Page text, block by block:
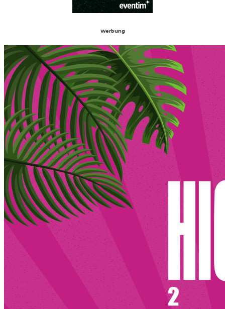
Werbung